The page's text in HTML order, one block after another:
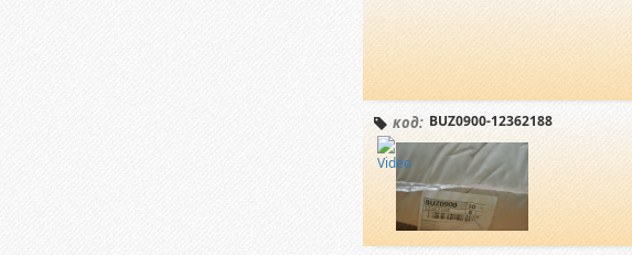
код: BUZ0900-12362188